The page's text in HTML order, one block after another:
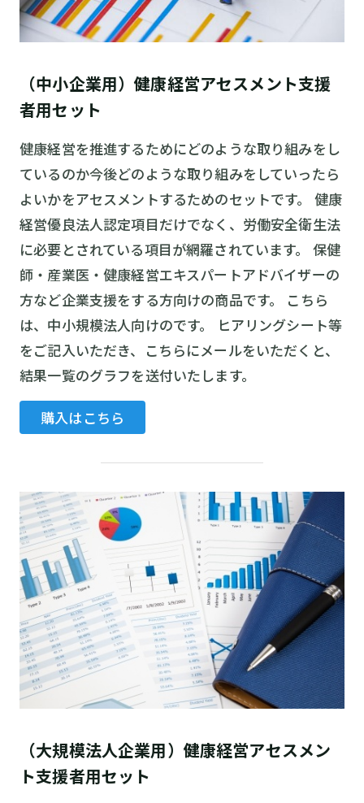
（中小企業用）健康経営アセスメント支援
者用セット
健康経営を推進するためにどのような取り組みをし
ているのか今後どのような取り組みをしていったら
よいかをアセスメントするためのセットです。 健康
経営優良法人認定項目だけでなく、労働安全衛生法
に必要とされている項目が網羅されています。 保健
師・産業医・健康経営エキスパートアドバイザーの
方など企業支援をする方向けの商品です。 こちら
は、中小規模法人向けのです。 ヒアリングシート等
をご記入いただき、こちらにメールをいただくと、
結果一覧のグラフを送付いたします。
購入はこちら
（大規模法人企業用）健康経営アセスメン
ト支援者用セット